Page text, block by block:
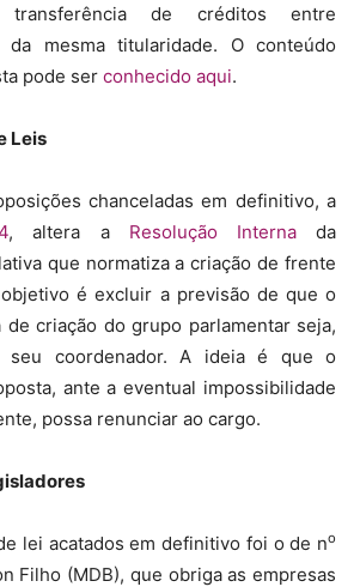
transferência de créditos entre
da mesma titularidade. O conteúdo
pode ser conhecido aqui.
Leis
chanceladas em definitivo, a
, altera a Resolução Internada
que normatiza a criação de frente
é excluir a previsão de que o
criação do grupo parlamentar seja,
seu coordenador. A ideia é que o
ante a eventual impossibilidade
possa renunciar ao cargo.
lei acatados em definitivo foi o de no
Filho (MDB), que obriga as empresas